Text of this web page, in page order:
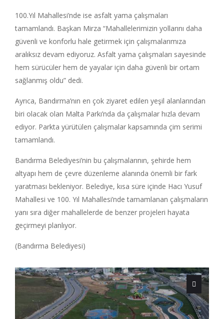
100.Yıl Mahallesi’nde ise asfalt yama çalışmaları
tamamlandı. Başkan Mirza “Mahallelerimizin yollarını daha
güvenli ve konforlu hale getirmek için çalışmalarımıza
aralıksız devam ediyoruz. Asfalt yama çalışmaları sayesinde
hem sürücüler hem de yayalar için daha güvenli bir ortam
sağlanmış oldu” dedi.
Ayrıca, Bandırma’nın en çok ziyaret edilen yeşil alanlarından
biri olacak olan Malta Parkı’nda da çalışmalar hızla devam
ediyor. Parkta yürütülen çalışmalar kapsamında çim serimi
tamamlandı.
Bandırma Belediyesi’nin bu çalışmalarının, şehirde hem
altyapı hem de çevre düzenleme alanında önemli bir fark
yaratması bekleniyor. Belediye, kısa süre içinde Hacı Yusuf
Mahallesi ve 100. Yıl Mahallesi’nde tamamlanan çalışmaların
yanı sıra diğer mahallelerde de benzer projeleri hayata
geçirmeyi planlıyor.
(Bandırma Belediyesi)